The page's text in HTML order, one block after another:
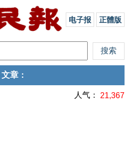
电子报 正體版
文章 ：
人气： 21,367